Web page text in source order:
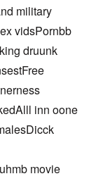
military
vidsPornbb
druunk
inn oone
movie